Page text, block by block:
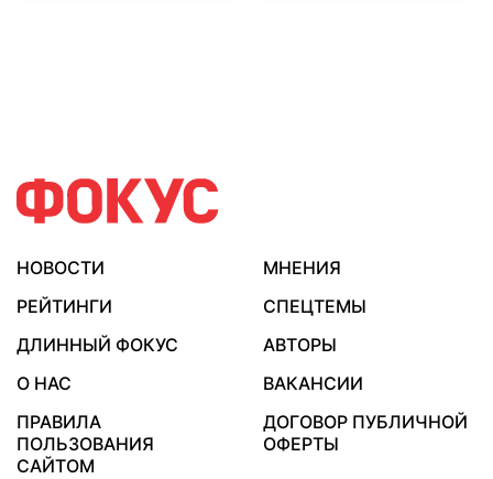
НОВОСТИ
МНЕНИЯ
РЕЙТИНГИ
СПЕЦТЕМЫ
ДЛИННЫЙ ФОКУС
АВТОРЫ
О НАС
ВАКАНСИИ
ПРАВИЛА
ПОЛЬЗОВАНИЯ
САЙТОМ
ДОГОВОР ПУБЛИЧНОЙ
ОФЕРТЫ